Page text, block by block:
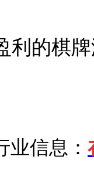
利的棋
信息：